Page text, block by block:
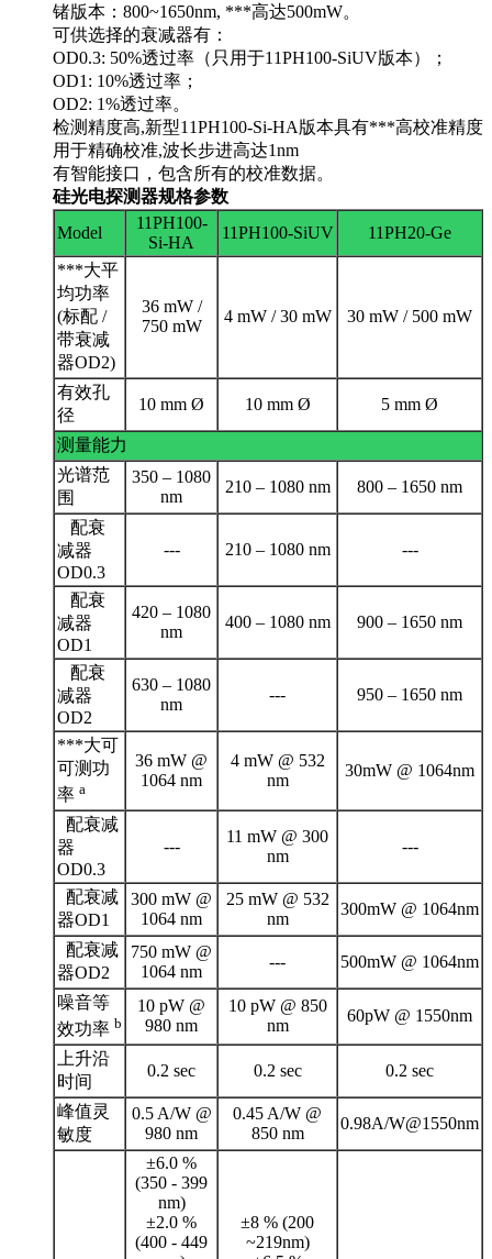
锗版本：800~1650nm, ***高达500mW。
可供选择的衰减器有：
OD0.3: 50%透过率（只用于11PH100-SiUV版本）；
OD1: 10%透过率；
OD2: 1%透过率。
检测精度高,新型11PH100-Si-HA版本具有***高校准精度
用于精确校准,波长步进高达1nm
有智能接口，包含所有的校准数据。
硅光电探测器规格参数
Model
11PH100-
Si-HA
11PH100-SiUV
11PH20-Ge
***大平
均功率
(标配 /
带衰减
器OD2)
36 mW /
750 mW
4 mW / 30 mW 30 mW / 500 mW
有效孔
径
10 mm Ø 10 mm Ø 5 mm Ø
测量能力
光谱范
围
350 – 1080
nm
210 – 1080 nm 800 – 1650 nm
配衰
减器
OD0.3
--- 210 – 1080 nm ---
配衰
减器
OD1
420 – 1080
nm
400 – 1080 nm 900 – 1650 nm
配衰
减器
OD2
630 – 1080
nm
--- 950 – 1650 nm
***大可
可测功
率 a
36 mW @
1064 nm
4 mW @ 532
nm
30mW @ 1064nm
配衰减
器
OD0.3
---
11 mW @ 300
nm
---
配衰减
器OD1
300 mW @
1064 nm
25 mW @ 532
nm
300mW @ 1064nm
配衰减
器OD2
750 mW @
1064 nm
--- 500mW @ 1064nm
噪音等
效功率 b
10 pW @
980 nm
10 pW @ 850
nm
60pW @ 1550nm
上升沿
时间
0.2 sec 0.2 sec 0.2 sec
峰值灵
敏度
0.5 A/W @
980 nm
0.45 A/W @
850 nm
0.98A/W@1550nm
±6.0 %
(350 - 399
nm)
±2.0 %
(400 - 449
±8 % (200
~219nm)